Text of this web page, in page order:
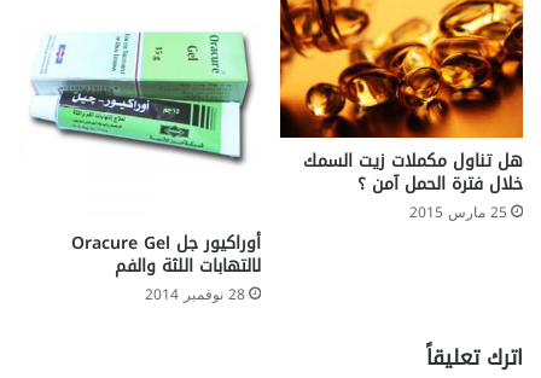
هل تناول مكملات زيت السمك
خلال فترة الحمل آمن ؟
25 مارس 2015
أوراكيور جل Oracure Gel
لالتهابات اللثة والفم
28 نوفمبر 2014
اترك تعليقاً